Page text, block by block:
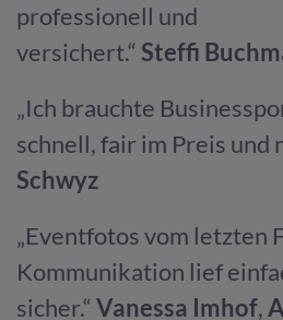
professionell und
versichert.“ Steffi
„Ich brauchte
schnell, fair im Preis und
Schwyz
„Eventfotos vom letzten
Kommunikation lief
sicher.“ Vanessa Imhof,